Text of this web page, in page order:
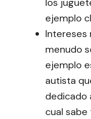
ejemplo
Intereses
menudo
ejemplo
autista
dedicado
cual